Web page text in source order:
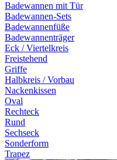
Badewannen mit Tür
Badewannen-Sets
Badewannenfüße
Badewannenträger
Eck / Viertelkreis
Freistehend
Griffe
Halbkreis / Vorbau
Nackenkissen
Oval
Rechteck
Rund
Sechseck
Sonderform
Trapez